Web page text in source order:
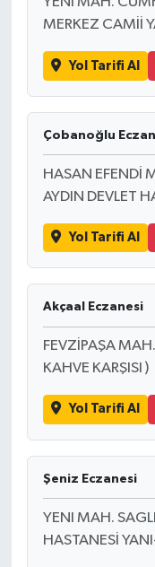
MERKEZ CAMİİ
Yol Tarifi Al
Çobanoğlu
HASAN EFENDİ
AYDIN DEVLET
Yol Tarifi Al
Akçaal Eczanesi
FEVZİPAŞA
KAHVE KARŞISI )
Yol Tarifi Al
Şeniz Eczanesi
YENI MAH.
HASTANESİ